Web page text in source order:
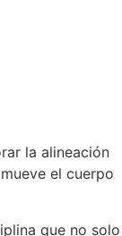
la alineación
el cuerpo
que no solo